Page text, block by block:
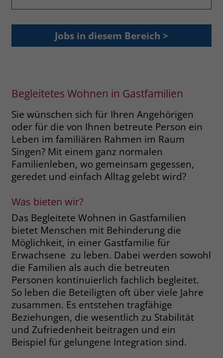
Jobs in diesem Bereich >
Begleitetes Wohnen in Gastfamilien
Sie wünschen sich für Ihren Angehörigen
oder für die von Ihnen betreute Person ein
Leben im familiären Rahmen im Raum
Singen? Mit einem ganz normalen
Familienleben, wo gemeinsam gegessen,
geredet und einfach Alltag gelebt wird?
Was bieten wir?
Das Begleitete Wohnen in Gastfamilien
bietet Menschen mit Behinderung die
Möglichkeit, in einer Gastfamilie für
Erwachsene zu leben. Dabei werden sowohl
die Familien als auch die betreuten
Personen kontinuierlich fachlich begleitet.
So leben die Beteiligten oft über viele Jahre
zusammen. Es entstehen tragfähige
Beziehungen, die wesentlich zu Stabilität
und Zufriedenheit beitragen und ein
Beispiel für gelungene Integration sind.
Name PHPSESSID
Anbieter stiftung-liebenau.de
Zweck
Behält die Zustände des Benutzers bei
allen Seitenanfragen bei.
Name cookie_optin
Anbieter www.stiftung-liebenau.de
Laufzeit 1 Monat
Zweck
zum Cookie Opt-In
Name __cf_bm
Anbieter .fonts.net
Laufzeit 30 Minuten
Zweck
This cookie, set by Cloudflare, is used to
support Cloudflare Bot Management.
Name JSessionID
Browsers und die Einstellungen
Dadurch wird gewährleistet, dass
Aktionen, die bei späteren Besuchen
Anbieter www.clarity.ms
Laufzeit 1 Jahr
Microsoft Clarity setzt dieses Cookie,
um die Seitenaufrufe eines Benutzers
Sitzungsaufzeichnung
zusammenzufassen.
Name _gcl_au
Anbieter Google Ads
Laufzeit 90 Tage
Zweck Enthält eine zufallsgenerierte User-ID.
Name _gcl_aw